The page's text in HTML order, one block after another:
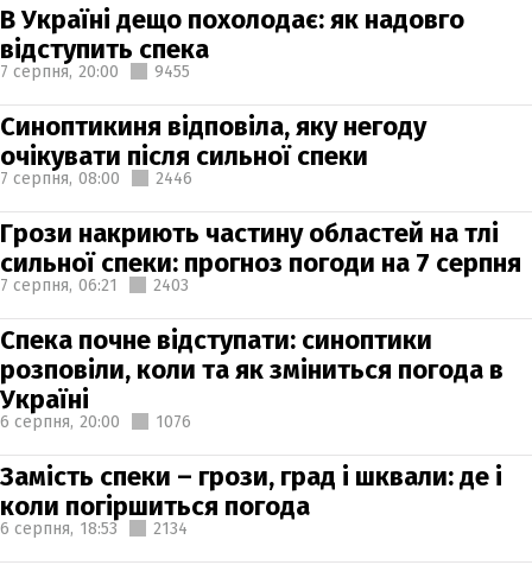
В Україні дещо похолодає: як надовго
відступить спека
7 серпня, 20:00 9455
Синоптикиня відповіла, яку негоду
очікувати після сильної спеки
7 серпня, 08:00 2446
Грози накриють частину областей на тлі
сильної спеки: прогноз погоди на 7 серпня
7 серпня, 06:21 2403
Спека почне відступати: синоптики
розповіли, коли та як зміниться погода в
Україні
6 серпня, 20:00 1076
Замість спеки – грози, град і шквали: де і
коли погіршиться погода
6 серпня, 18:53 2134